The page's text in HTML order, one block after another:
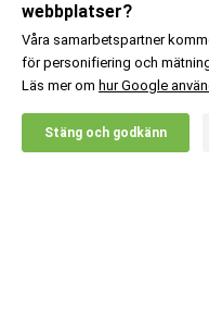
webbplatser?
Våra samarbetspartner
för personifiering och
Läs mer om hur Google
Stäng och godkänn